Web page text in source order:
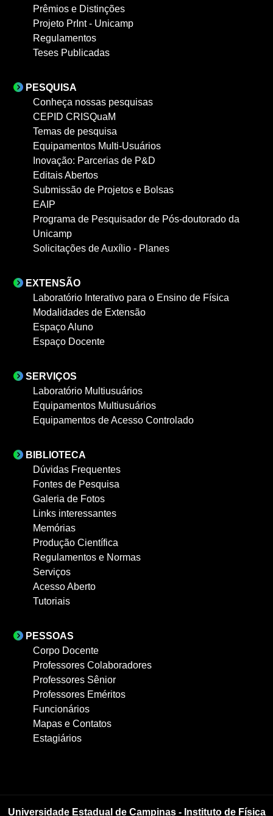
Prêmios e Distinções
Projeto PrInt - Unicamp
Regulamentos
Teses Publicadas
PESQUISA
Conheça nossas pesquisas
CEPID CRISQuaM
Temas de pesquisa
Equipamentos Multi-Usuários
Inovação: Parcerias de P&D
Editais Abertos
Submissão de Projetos e Bolsas
EAIP
Programa de Pesquisador de Pós-doutorado da
Unicamp
Solicitações de Auxílio - Planes
EXTENSÃO
Laboratório Interativo para o Ensino de Física
Modalidades de Extensão
Espaço Aluno
Espaço Docente
SERVIÇOS
Laboratório Multiusuários
Equipamentos Multiusuários
Equipamentos de Acesso Controlado
BIBLIOTECA
Dúvidas Frequentes
Fontes de Pesquisa
Galeria de Fotos
Links interessantes
Memórias
Produção Científica
Regulamentos e Normas
Serviços
Acesso Aberto
Tutoriais
PESSOAS
Corpo Docente
Professores Colaboradores
Professores Sênior
Professores Eméritos
Funcionários
Mapas e Contatos
Estagiários
Universidade Estadual de Campinas - Instituto de Física